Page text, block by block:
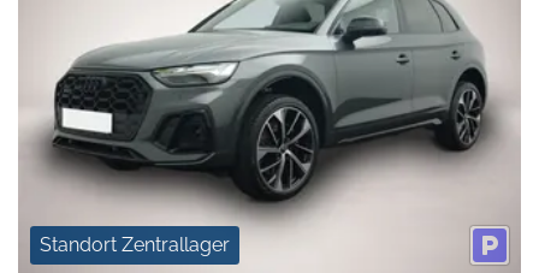
Standort Zentrallager